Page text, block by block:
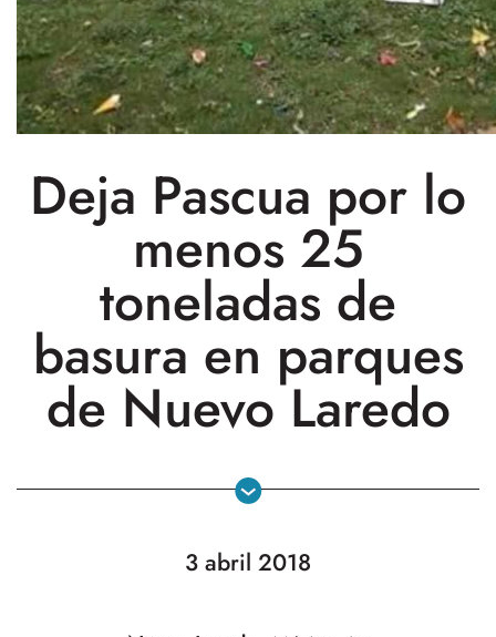
Deja Pascua por lo
menos 25
toneladas de
basura en parques
de Nuevo Laredo
3 abril 2018